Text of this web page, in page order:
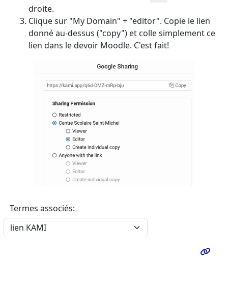
droite.
Clique sur "My Domain" + "editor". Copie le lien
donné au-dessus ("copy") et colle simplement ce
lien dans le devoir Moodle. C'est fait!
Termes associés: